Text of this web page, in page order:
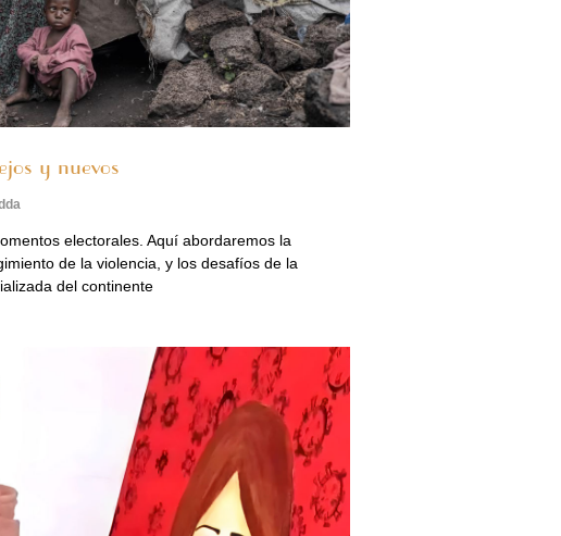
y nuevos
electorales. Aquí abordaremos la
de la violencia, y los desafíos de la
del continente